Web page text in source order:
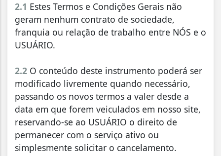
2.1 Estes Termos e Condições Gerais não
geram nenhum contrato de sociedade,
franquia ou relação de trabalho entre NÓS e o
USUÁRIO.
2.2 O conteúdo deste instrumento poderá ser
modificado livremente quando necessário,
passando os novos termos a valer desde a
data em que forem veiculados em nosso site,
reservando-se ao USUÁRIO o direito de
permanecer com o serviço ativo ou
simplesmente solicitar o cancelamento.